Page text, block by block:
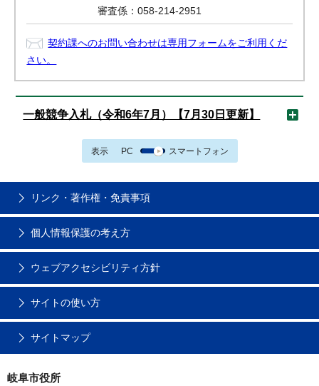
審査係：058-214-2951
契約課へのお問い合わせは専用フォームをご利用くだ
さい。
一般競争入札（令和6年7月）【7月30日更新】
表示 PC スマートフォン
リンク・著作権・免責事項
個人情報保護の考え方
ウェブアクセシビリティ方針
サイトの使い方
サイトマップ
岐阜市役所